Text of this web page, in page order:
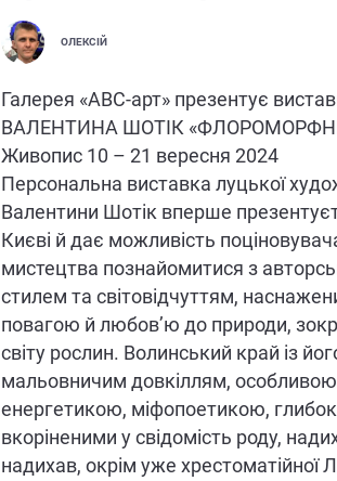
ОЛЕКСІЙ
Галерея «АВС-арт» презентує
ВАЛЕНТИНА ШОТІК
Живопис 10 – 21 вересня 2024
Персональна виставка луцької
Валентини Шотік вперше
Києві й дає можливість
мистецтва познайомитися з
стилем та світовідчуттям,
повагою й любов’ю до природи,
світу рослин. Волинський край із
мальовничим довкіллям, особливою
енергетикою, міфопоетикою,
вкоріненими у свідомість роду,
надихав, окрім уже хрестоматійної